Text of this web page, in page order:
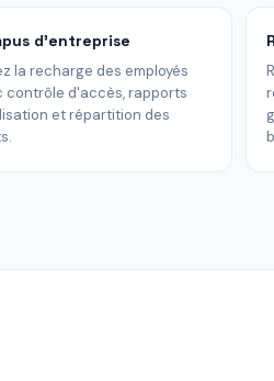
d'entreprise
la recharge des employés
contrôle d'accès, rapports
et répartition des